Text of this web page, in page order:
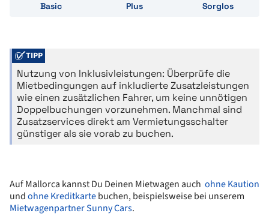
Basic Plus Sorglos
TIPP
Nutzung von Inklusivleistungen: Überprüfe die
Mietbedingungen auf inkludierte Zusatzleistungen
wie einen zusätzlichen Fahrer, um keine unnötigen
Doppelbuchungen vorzunehmen. Manchmal sind
Zusatzservices direkt am Vermietungsschalter
günstiger als sie vorab zu buchen.
Auf Mallorca kannst Du Deinen Mietwagen auch ohne Kaution
undohne Kreditkartebuchen, beispielsweise bei unserem
Mietwagenpartner Sunny Cars.